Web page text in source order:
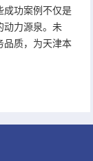
成功案例不仅是
动力源泉。未
品质，为天津本